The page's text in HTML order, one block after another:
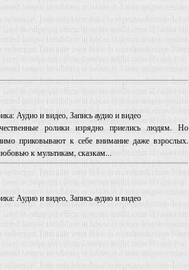
Аудио и видео, Запись аудио и видео
ролики изрядно приелись людям. Но
приковывают к себе внимание даже взрослых.
к мультикам, сказкам...
Аудио и видео, Запись аудио и видео